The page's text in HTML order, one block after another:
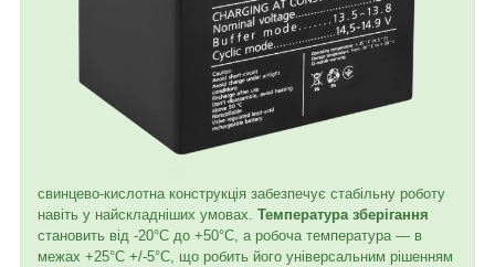
свинцево-кислотна конструкція забезпечує стабільну роботу
навіть у найскладніших умовах. Температура зберігання
становить від -20°С до +50°С, а робоча температура — в
межах +25°С +/-5°С, що робить його універсальним рішенням